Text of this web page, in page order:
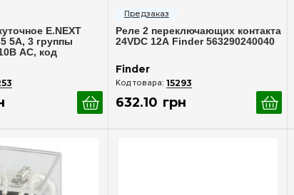
E.NEXT
5А, 3 группы
AC, код
Реле 2 переключающих контакта
24VDC 12А Finder 563290240040
Finder
15293
632.10 грн